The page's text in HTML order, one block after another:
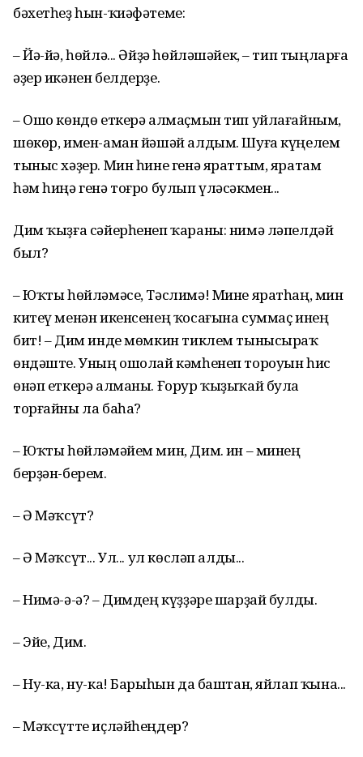
бәхетһеҙ һын-ҡиәфәтеме:
– Йә-йә, һөйлә... Әйҙә һөйләшәйек, – тип тыңларға
әҙер икәнен белдерҙе.
– Ошо көндө еткерә алмаҫмын тип уйлағайным,
шөкөр, имен-аман йәшәй алдым. Шуға күңелем
тыныс хәҙер. Мин һине генә яраттым, яратам
һәм һиңә генә тоғро булып үләсәкмен...
Дим ҡыҙға сәйерһенеп ҡараны: нимә ләпелдәй
был?
– Юҡты һөйләмәсе, Тәслимә! Мине яратһаң, мин
китеү менән икенсенең ҡосағына суммаҫ инең
бит! – Дим инде мөмкин тиклем тынысыраҡ
өндәште. Уның ошолай кәмһенеп тороуын һис
өнәп еткерә алманы. Ғорур ҡыҙыҡай була
торғайны ла баһа?
– Юҡты һөйләмәйем мин, Дим. Һин – минең
берҙән-берем.
– Ә Мәҡсүт?
– Ә Мәҡсүт... Ул... ул көсләп алды...
– Нимә-ә-ә? – Димдең күҙҙәре шарҙай булды.
– Эйе, Дим.
– Ну-ка, ну-ка! Барыһын да баштан, яйлап ҡына...
– Мәҡсүтте иҫләйһеңдер?